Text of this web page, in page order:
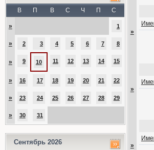
В П В С Ч П С
» 1
» 2 3 4 5 6 7 8
» 9 10 11 12 13 14 15
» 16 17 18 19 20 21 22
» 23 24 25 26 27 28 29
» 30 31
Сентябрь 2026
»
»
»